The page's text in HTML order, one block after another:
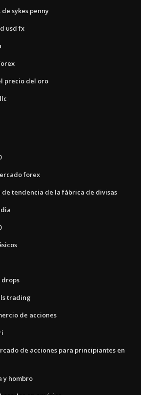
sykes penny
usd fx
precio del oro
forex
tendencia de la fábrica de divisas
trading
de acciones
de acciones para principiantes en
y hombro